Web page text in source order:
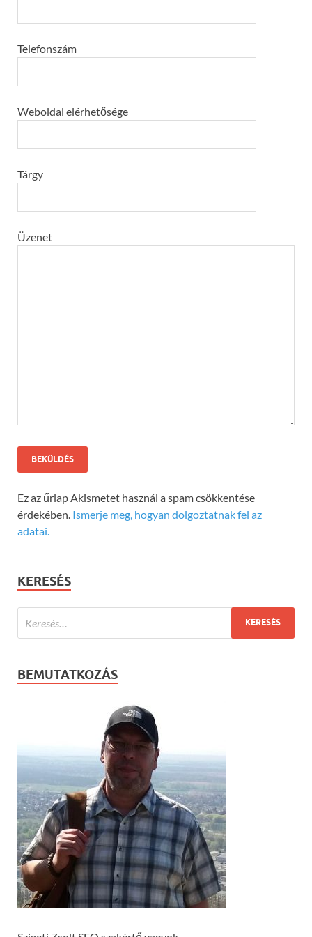
Telefonszám
Weboldal elérhetősége
Tárgy
Üzenet
Ez az űrlap Akismetet használ a spam csökkentése
érdekében. Ismerje meg, hogyan dolgoztatnak fel az
adatai.
KERESÉS
BEMUTATKOZÁS